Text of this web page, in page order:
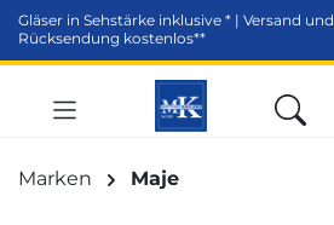
springen
Gläser in Sehstärke inklusive * | Versand und
Rücksendung kostenlos**
Marken Maje